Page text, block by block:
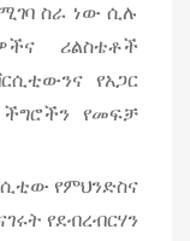
ስራ ነው ሲሉ
ሪልስቴቶች
የአጋር
ችግሮችን የመፍቻ
የምህንድስና
የደብረብርሃን